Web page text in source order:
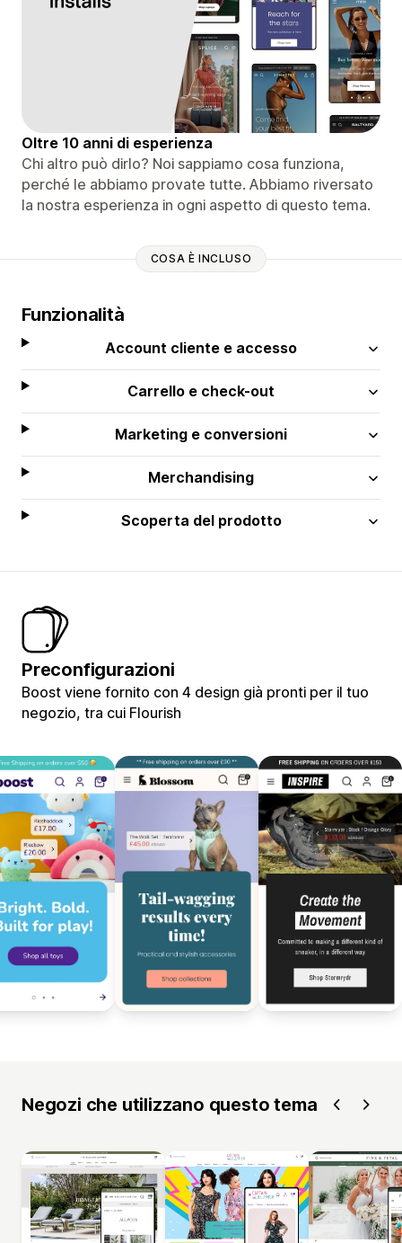
Oltre 10 anni di esperienza
Chi altro può dirlo? Noi sappiamo cosa funziona,
perché le abbiamo provate tutte. Abbiamo riversato
la nostra esperienza in ogni aspetto di questo tema.
COSA È INCLUSO
Funzionalità
Account cliente e accesso
Carrello e check-out
Marketing e conversioni
Merchandising
Scoperta del prodotto
Preconfigurazioni
Boost viene fornito con 4 design già pronti per il tuo
negozio, tra cui Flourish
Negozi che utilizzano questo tema